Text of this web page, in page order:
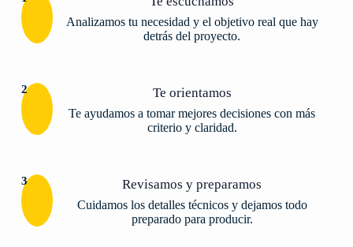
Analizamos tu necesidad y el objetivo real que hay
detrás del proyecto.
2 Te orientamos
Te ayudamos a tomar mejores decisiones con más
criterio y claridad.
3 Revisamos y preparamos
Cuidamos los detalles técnicos y dejamos todo
preparado para producir.